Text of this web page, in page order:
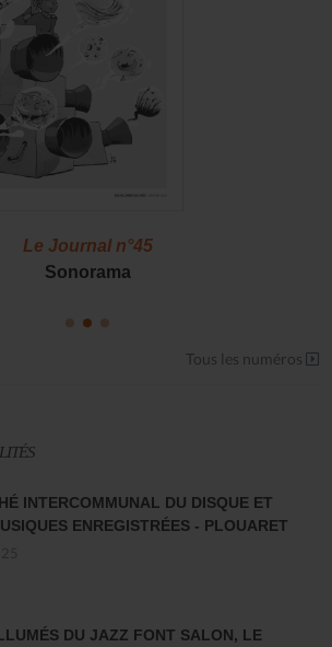
Le Journal n°45
Sonorama
Tous les numéros
INTERCOMMUNAL DU DISQUE ET
ENREGISTRÉES - PLOUARET
DU JAZZ FONT SALON, LE